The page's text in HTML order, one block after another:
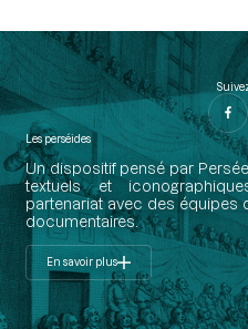
Les perséides
Un dispositif pensé par
textuels et
partenariat avec des équipes
documentaires.
En savoir plus